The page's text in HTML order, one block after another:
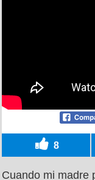
8
Cuando mi madre